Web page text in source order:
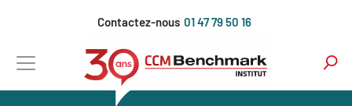
principal
Contactez-nous 01 47 79 50 16